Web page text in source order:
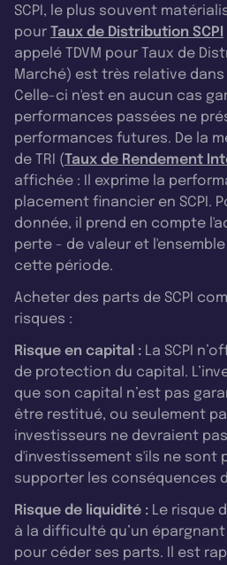
SCPI, le plus souvent
pour Taux de Distribution SCPI
appelé TDVM pour Taux de
Marché) est très relative
Celle-ci n'est en aucun cas
performances passées ne
performances futures. De la
de TRI (Taux de Rendement
affichée : Il exprime la
placement financier en SCPI.
donnée, il prend en compte
perte - de valeur et
cette période.
Acheter des parts de SCPI
risques :
Risque en capital : La SCPI
de protection du capital.
que son capital n’est pas
être restitué, ou seulement
investisseurs ne devraient
d'investissement s'ils ne sont
supporter les conséquences
Risque de liquidité : Le risque
à la difficulté qu’un
pour céder ses parts. Il est